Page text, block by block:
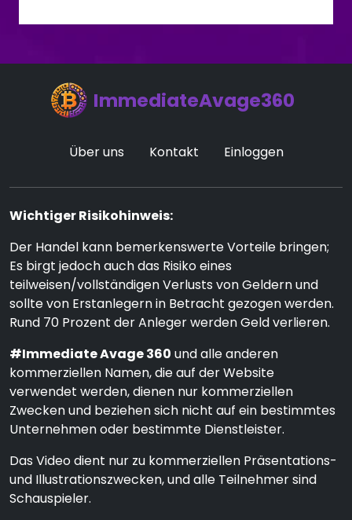
ImmediateAvage360
Über uns Kontakt Einloggen
Wichtiger Risikohinweis:
Der Handel kann bemerkenswerte Vorteile bringen;
Es birgt jedoch auch das Risiko eines
teilweisen/vollständigen Verlusts von Geldern und
sollte von Erstanlegern in Betracht gezogen werden.
Rund 70 Prozent der Anleger werden Geld verlieren.
#Immediate Avage 360 und alle anderen
kommerziellen Namen, die auf der Website
verwendet werden, dienen nur kommerziellen
Zwecken und beziehen sich nicht auf ein bestimmtes
Unternehmen oder bestimmte Dienstleister.
Das Video dient nur zu kommerziellen Präsentations-
und Illustrationszwecken, und alle Teilnehmer sind
Schauspieler.